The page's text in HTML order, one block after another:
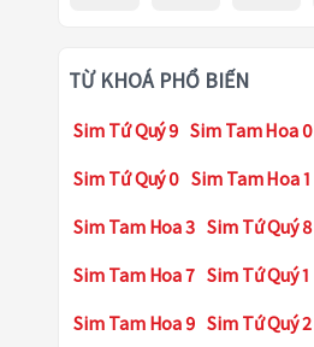
TỪ KHOÁ PHỔ BIẾN
Sim Tứ Quý 9 Sim Tam Hoa 0
Sim Tứ Quý 0 Sim Tam Hoa 1
Sim Tam Hoa 3 Sim Tứ Quý 8
Sim Tam Hoa 7 Sim Tứ Quý 1
Sim Tam Hoa 9 Sim Tứ Quý 2